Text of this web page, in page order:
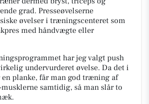
grad. Presseøvelserne
øvelser i træningscenteret som
med håndvægte eller
har jeg valgt push
undervurderet øvelse. Da det i
en planke, får man god træning af
samtidig, så man slår to